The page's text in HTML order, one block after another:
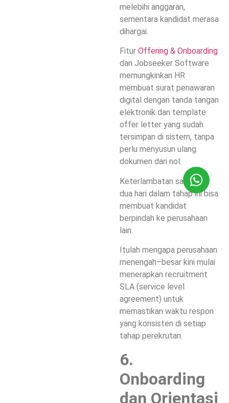
melebihi anggaran,
sementara kandidat merasa
dihargai.
Fitur Offering & Onboarding
dari Jobseeker Software
memungkinkan HR
membuat surat penawaran
digital dengan tanda tangan
elektronik dan template
offer letter yang sudah
tersimpan di sistem, tanpa
perlu menyusun ulang
dokumen dari nol.
Keterlambatan satu atau
dua hari dalam tahap ini bisa
membuat kandidat
berpindah ke perusahaan
lain.
Itulah mengapa perusahaan
menengah–besar kini mulai
menerapkan recruitment
SLA (service level
agreement) untuk
memastikan waktu respon
yang konsisten di setiap
tahap perekrutan.
6.
Onboarding
dan Orientasi